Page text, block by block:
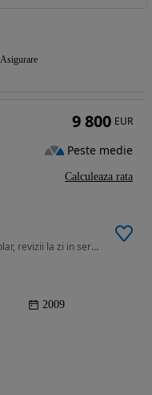
Asigurare
1997 cm3 • 156 CP • Auto intretinut exemplar, revizii la zi in service autorizat.
2009
9 800 EUR
Peste medie
Calculeaza rata